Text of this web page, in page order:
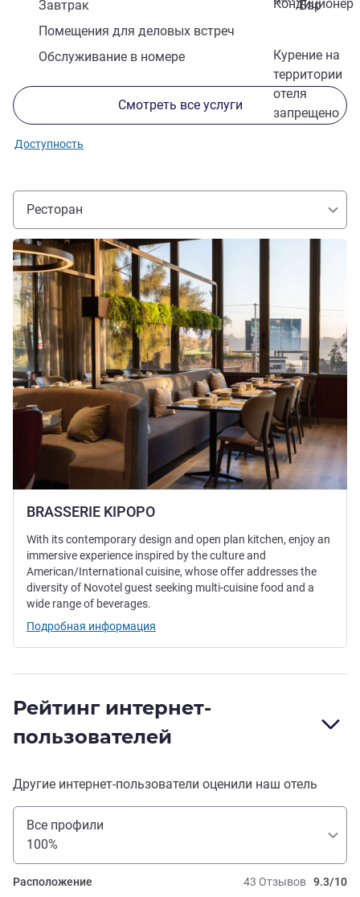
Кондиционер
Завтрак
Бар
Помещения для деловых встреч
Курение на
территории
отеля
запрещено
Обслуживание в номере
Смотреть все услуги
Доступность
Ресторан
BRASSERIE KIPOPO
Подробная информация
With its contemporary design and open plan kitchen, enjoy an
immersive experience inspired by the culture and
American/International cuisine, whose offer addresses the
diversity of Novotel guest seeking multi-cuisine food and a
wide range of beverages.
Подробная информация
Рейтинг интернет-
пользователей
Другие интернет-пользователи оценили наш отель
Все профили
100%
43 Отзывов 9.3/10
Расположение